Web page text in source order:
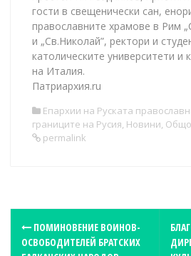
гости в свещенически сан,
православните храмове в Рим
и „Св.Николай”, ректори и
католическите университети и
на Италия.
Патриархия.ru
Епархии на Руската
границите на Русия Новини
permalink
ПОМИНОВЕНИЕ ВОИНОВ-
ОСВОБОДИТЕЛЕЙ БРАТСКИХ